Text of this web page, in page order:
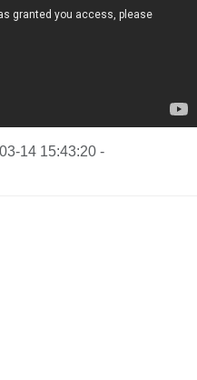
14 15:43:20 -